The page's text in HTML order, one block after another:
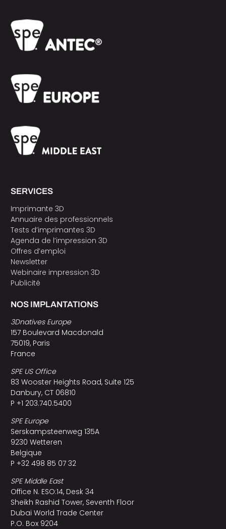
SERVICES
Imprimante 3D
Annuaire des professionnels
Tests d’imprimantes 3D
Agenda de l’impression 3D
Offres d’emploi
Newsletter
Webinaire impression 3D
Publicité
NOS IMPLANTATIONS
3Dnatives Europe
157 Boulevard Macdonald
75019, Paris
France
SPE US Office
83 Wooster Heights Road, Suite 125
Danbury, CT 06810
P +1 203.740.5400
SPE Europe
Serskampsteenweg 135A
9230 Wetteren
Belgique
P +32 498 85 07 32
SPE Middle East
Office N. ESO:14, Desk 34
Sheikh Rashid Tower, Seventh Floor
Dubai World Trade Center
P.O. Box 9204